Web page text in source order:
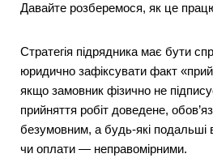
Давайте розберемося, як це
Стратегія підрядника має бути
юридично зафіксувати факт
якщо замовник фізично не
прийняття робіт доведене,
безумовним, а будь-які подальші
чи оплати — неправомірними.